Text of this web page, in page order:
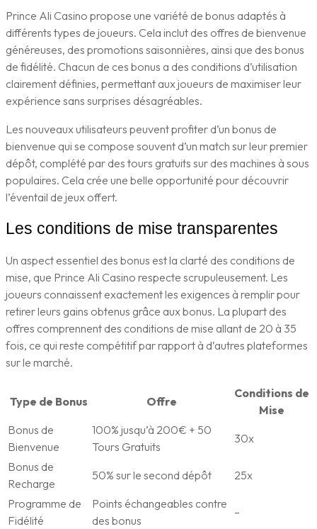
Prince Ali Casino propose une variété de bonus adaptés à
différents types de joueurs. Cela inclut des offres de bienvenue
généreuses, des promotions saisonnières, ainsi que des bonus
de fidélité. Chacun de ces bonus a des conditions d’utilisation
clairement définies, permettant aux joueurs de maximiser leur
expérience sans surprises désagréables.
Les nouveaux utilisateurs peuvent profiter d’un bonus de
bienvenue qui se compose souvent d’un match sur leur premier
dépôt, complété par des tours gratuits sur des machines à sous
populaires. Cela crée une belle opportunité pour découvrir
l’éventail de jeux offert.
Les conditions de mise transparentes
Un aspect essentiel des bonus est la clarté des conditions de
mise, que Prince Ali Casino respecte scrupuleusement. Les
joueurs connaissent exactement les exigences à remplir pour
retirer leurs gains obtenus grâce aux bonus. La plupart des
offres comprennent des conditions de mise allant de 20 à 35
fois, ce qui reste compétitif par rapport à d’autres plateformes
sur le marché.
Type de Bonus Offre
Conditions de
Mise
Bonus de
Bienvenue
100% jusqu’à 200€ + 50
Tours Gratuits
30x
Bonus de
Recharge
50% sur le second dépôt
25x
Programme de
Fidélité
Points échangeables contre
des bonus
–